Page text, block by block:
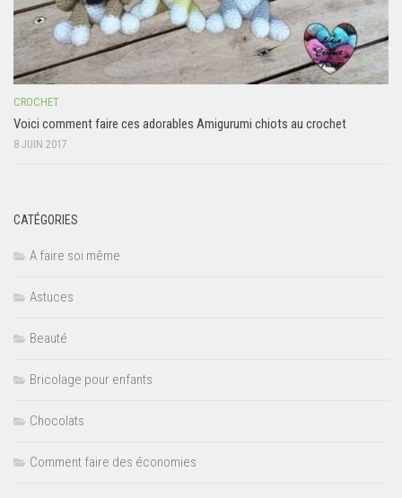
CROCHET
Voici comment faire ces adorables Amigurumi chiots au crochet
8 JUIN 2017
CATÉGORIES
A faire soi même
Astuces
Beauté
Bricolage pour enfants
Chocolats
Comment faire des économies